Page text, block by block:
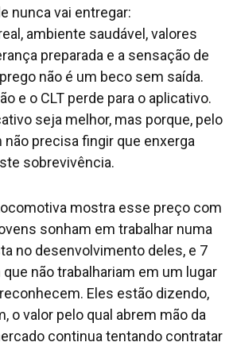
nunca vai entregar:
ambiente saudável, valores
preparada e a sensação de
não é um beco sem saída.
e o CLT perde para o aplicativo.
seja melhor, mas porque, pelo
não precisa fingir que enxerga
sobrevivência.
mostra esse preço com
sonham em trabalhar numa
no desenvolvimento deles, e 7
não trabalhariam em um lugar
Eles estão dizendo,
o valor pelo qual abrem mão da
continua tentando contratar